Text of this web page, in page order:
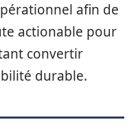
afin de
actionable pour
convertir
durable.